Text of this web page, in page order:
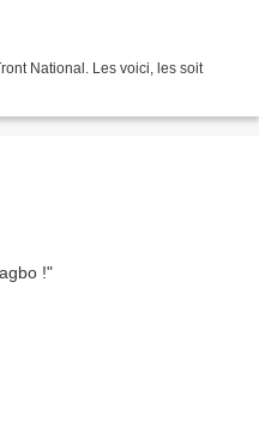
National. Les voici, les soit